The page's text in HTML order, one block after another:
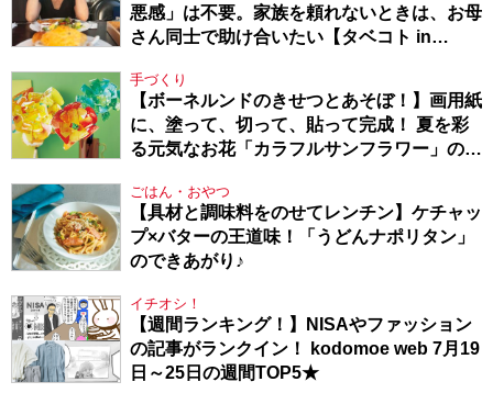
悪感」は不要。家族を頼れないときは、お母
さん同士で助け合いたい【タベコト in
手づくり
【ボーネルンドのきせつとあそぼ！】画用紙
に、塗って、切って、貼って完成！ 夏を彩
る元気なお花「カラフルサンフラワー」の作
ごはん・おやつ
【具材と調味料をのせてレンチン】ケチャッ
プ×バターの王道味！「うどんナポリタン」
のできあがり♪
イチオシ！
【週間ランキング！】NISAやファッション
の記事がランクイン！ kodomoe web 7月19
日～25日の週間TOP5★